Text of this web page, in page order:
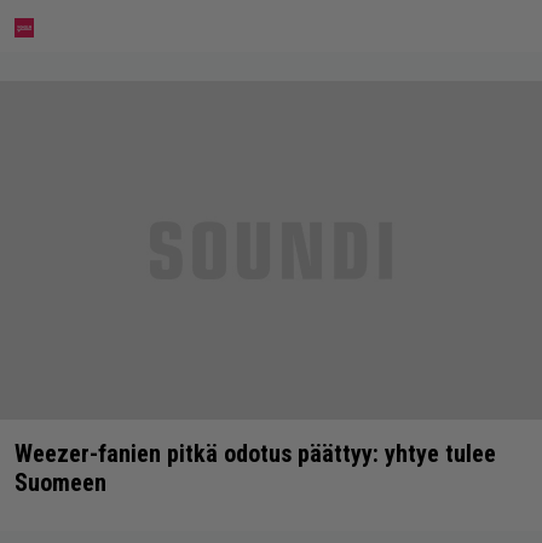
Weezer-fanien pitkä odotus päättyy: yhtye tulee
Suomeen